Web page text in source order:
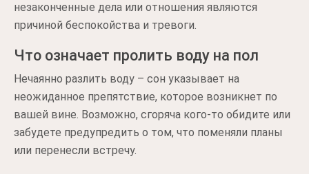
незаконченные дела или отношения являются
причиной беспокойства и тревоги.
Что означает пролить воду на пол
Нечаянно разлить воду – сон указывает на
неожиданное препятствие, которое возникнет по
вашей вине. Возможно, сгоряча кого-то обидите или
забудете предупредить о том, что поменяли планы
или перенесли встречу.